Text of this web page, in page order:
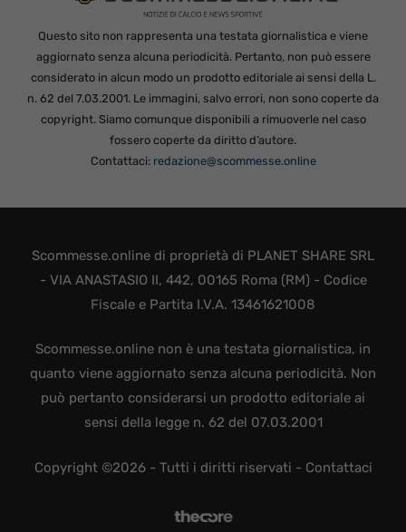
Questo sito non rappresenta una testata giornalistica e viene
aggiornato senza alcuna periodicità. Pertanto, non può essere
considerato in alcun modo un prodotto editoriale ai sensi della L.
n. 62 del 7.03.2001. Le immagini, salvo errori, non sono coperte da
copyright. Siamo comunque disponibili a rimuoverle nel caso
fossero coperte da diritto d’autore.
Contattaci: redazione@scommesse.online
Scommesse.online di proprietà di PLANET SHARE SRL
- VIA ANASTASIO II, 442, 00165 Roma (RM) - Codice
Fiscale e Partita I.V.A. 13461621008
Scommesse.online non è una testata giornalistica, in
quanto viene aggiornato senza alcuna periodicità. Non
può pertanto considerarsi un prodotto editoriale ai
sensi della legge n. 62 del 07.03.2001
Copyright ©2026 - Tutti i diritti riservati - Contattaci